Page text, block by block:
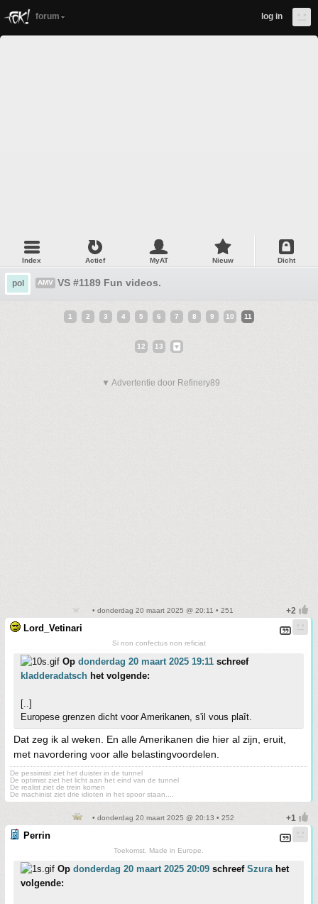
forum log in
Index Actief MyAT Nieuw Dicht
pol AMV VS #1189 Fun videos.
1 2 3 4 5 6 7 8 9 10 11
12 13
▼ Advertentie door Refinery89
• donderdag 20 maart 2025 @ 20:11 • 251
Lord_Vetinari
Si non confectus non reficiat
Op donderdag 20 maart 2025 19:11 schreef
kladderadatsch het volgende:
[..]
Europese grenzen dicht voor Amerikanen, s'il vous plaît.
Dat zeg ik al weken. En alle Amerikanen die hier al zijn, eruit,
met navordering voor alle belastingvoordelen.
De pessimist ziet het duister in de tunnel
De optimist ziet het licht aan het eind van de tunnel
De realist ziet de trein komen
De machinist ziet drie idioten in het spoor staan....
• donderdag 20 maart 2025 @ 20:13 • 252
Perrin
Toekomst. Made in Europe.
Op donderdag 20 maart 2025 20:09 schreef Szurahet
volgende: